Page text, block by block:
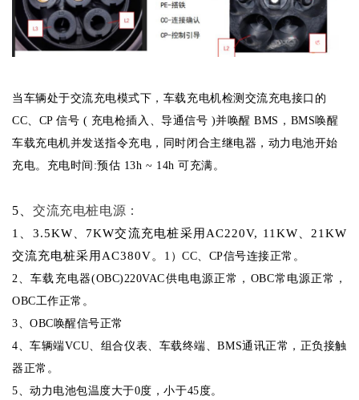
当车辆处于交流充电模式下，车载充电机检测交流充电接口的
CC、CP 信号 ( 充电枪插入、导通信号 )并唤醒 BMS，BMS唤醒
车载充电机并发送指令充电，同时闭合主继电器，动力电池开始
充电。充电时间:预估 13h ~ 14h 可充满。
5
交流充电桩电源：
1
3.5KW、 7KW交流充电桩采用AC220V, 11KW、21KW
交流充电桩采用AC380V。
1）CC、CP信号连接正常。
2、车载充电器(OBC)220VAC供电电源正常，OBC常电源正常，
OBC工作正常。
3、OBC唤醒信号正常
4、车辆端VCU、组合仪表、车载终端、BMS通讯正常，正负接触
器正常。
5、动力电池包温度大于0度，小于45度。